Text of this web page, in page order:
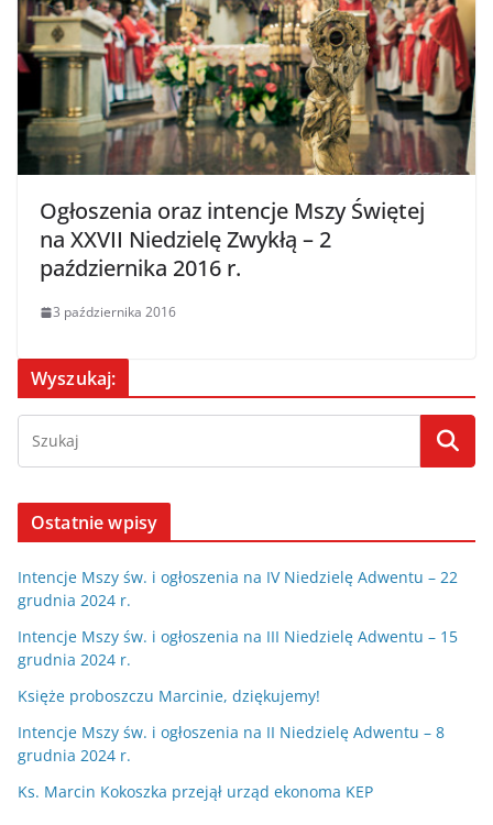
Ogłoszenia oraz intencje Mszy Świętej
na XXVII Niedzielę Zwykłą – 2
października 2016 r.
3 października 2016
Wyszukaj:
Ostatnie wpisy
Intencje Mszy św. i ogłoszenia na IV Niedzielę Adwentu – 22
grudnia 2024 r.
Intencje Mszy św. i ogłoszenia na III Niedzielę Adwentu – 15
grudnia 2024 r.
Księże proboszczu Marcinie, dziękujemy!
Intencje Mszy św. i ogłoszenia na II Niedzielę Adwentu – 8
grudnia 2024 r.
Ks. Marcin Kokoszka przejął urząd ekonoma KEP